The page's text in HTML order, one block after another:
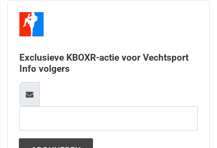
Exclusieve KBOXR-actie voor Vechtsport
Info volgers